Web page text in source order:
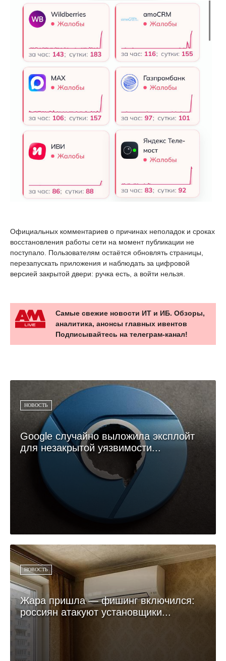
Официальных комментариев о причинах неполадок и сроках
восстановления работы сети на момент публикации не
поступало. Пользователям остаётся обновлять страницы,
перезапускать приложения и наблюдать за цифровой
версией закрытой двери: ручка есть, а войти нельзя.
Самые свежие новости ИТ и ИБ. Обзоры,
аналитика, анонсы главных ивентов
Подписывайтесь на телеграм-канал!
НОВОСТЬ
Google случайно выложила эксплойт
для незакрытой уязвимости...
НОВОСТЬ
Жара пришла — фишинг включился:
россиян атакуют установщики...